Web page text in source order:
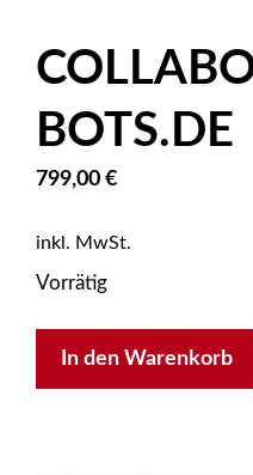
BOTS.DE
799,00 €
inkl. MwSt.
Vorrätig
collaborativerobots.de
In den Warenkorb